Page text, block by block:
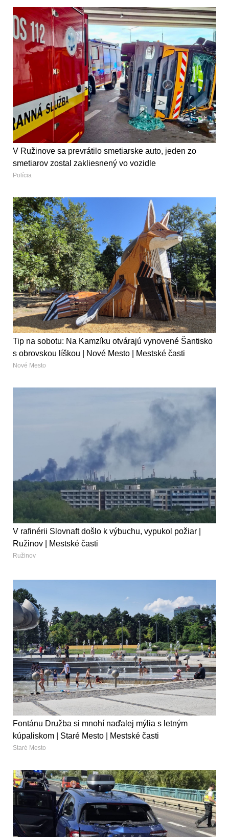
V Ružinove sa prevrátilo smetiarske auto, jeden zo
smetiarov zostal zakliesnený vo vozidle
Polícia
Tip na sobotu: Na Kamzíku otvárajú vynovené Šantisko
s obrovskou líškou | Nové Mesto | Mestské časti
Nové Mesto
V rafinérii Slovnaft došlo k výbuchu, vypukol požiar |
Ružinov | Mestské časti
Ružinov
Fontánu Družba si mnohí naďalej mýlia s letným
kúpaliskom | Staré Mesto | Mestské časti
Staré Mesto